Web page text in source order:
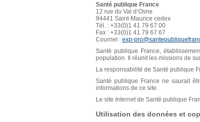
Santé publique France
12 rue du Val d’Osne
94441 Saint-Maurice cedex
Tél. : +33(0)1 41 79 67 00
Fax : +33(0)1 41 79 67 67
Courriel : exp-
Santé publique France,
population. Il réunit les missions de
La responsabilité de Santé publique
Santé publique France ne saurait
informations de ce site.
Le site Internet de Santé publique
Utilisation des données et